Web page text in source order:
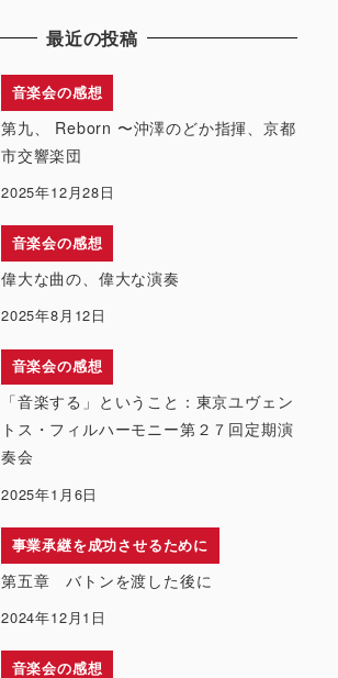
最近の投稿
音楽会の感想
第九、 Reborn 〜沖澤のどか指揮、京都
市交響楽団
2025年12月28日
音楽会の感想
偉大な曲の、偉大な演奏
2025年8月12日
音楽会の感想
「音楽する」ということ：東京ユヴェン
トス・フィルハーモニー第２７回定期演
奏会
2025年1月6日
事業承継を成功させるために
第五章 バトンを渡した後に
2024年12月1日
音楽会の感想